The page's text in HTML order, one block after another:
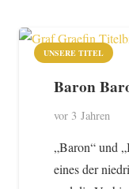
UNSERE TITEL
Baron
vor 3 Jahren
„Baron“ und
eines der